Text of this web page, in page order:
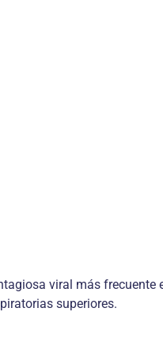
viral más
superiores.